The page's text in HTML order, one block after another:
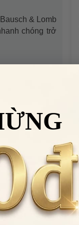
& Lomb
chóng trở
Các dòng kính